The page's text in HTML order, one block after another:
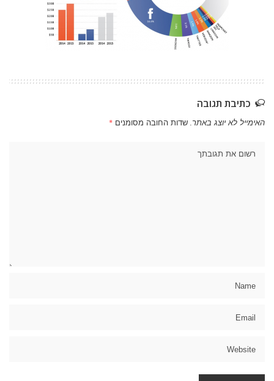
כתיבת תגובה
האימייל לא יוצג באתר. שדות החובה מסומנים *